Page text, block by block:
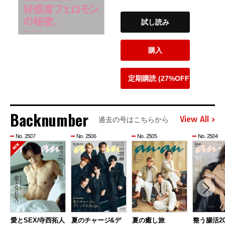
試し読み
購入
定期購読 (27%OFF)
Backnumber 過去の号はこちらから View All
No. 2507
愛とSEX/寺西拓人
No. 2506
夏のチャージ&デ
No. 2505
夏の癒し旅
No. 2504
整う腸活